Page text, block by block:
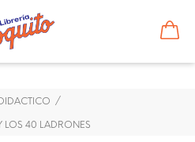
LOS 40 LADRONES